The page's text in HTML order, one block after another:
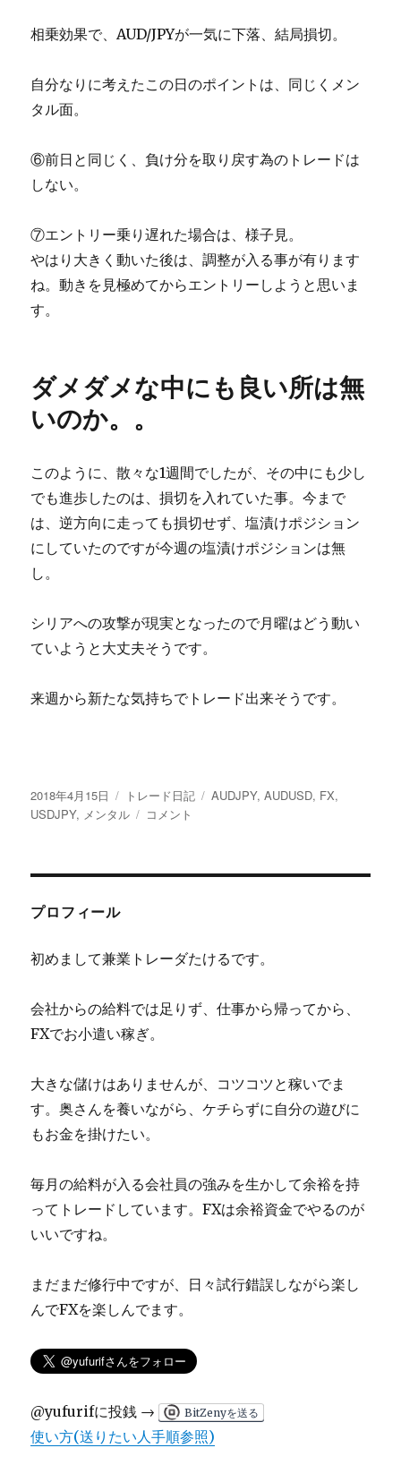
相乗効果で、AUD/JPYが一気に下落、結局損切。
自分なりに考えたこの日のポイントは、同じくメン
タル面。
⑥前日と同じく、負け分を取り戻す為のトレードは
しない。
⑦エントリー乗り遅れた場合は、様子見。
やはり大きく動いた後は、調整が入る事が有ります
ね。動きを見極めてからエントリーしようと思いま
す。
ダメダメな中にも良い所は無
いのか。。
このように、散々な1週間でしたが、その中にも少し
でも進歩したのは、損切を入れていた事。今まで
は、逆方向に走っても損切せず、塩漬けポジション
にしていたのですが今週の塩漬けポジションは無
し。
シリアへの攻撃が現実となったので月曜はどう動い
ていようと大丈夫そうです。
来週から新たな気持ちでトレード出来そうです。
投
稿
2018年4月15日
カ
テ
ー
トレード日記
タ
AUDJPY,AUDUSD, FX,
USDJPY, メンタル
先
振
ダ
ト
レ
ー
か
ら
学
つ
の
コメント
プロフィール
初めまして兼業トレーダたけるです。
会社からの給料では足りず、仕事から帰ってから、
FXでお小遣い稼ぎ。
大きな儲けはありませんが、コツコツと稼いでま
す。奥さんを養いながら、ケチらずに自分の遊びに
もお金を掛けたい。
毎月の給料が入る会社員の強みを生かして余裕を持
ってトレードしています。FXは余裕資金でやるのが
いいですね。
まだまだ修行中ですが、日々試行錯誤しながら楽し
んでFXを楽しんでます。
@yufurifに投銭 → BitZenyを送る
使い方(送りたい人手順参照)